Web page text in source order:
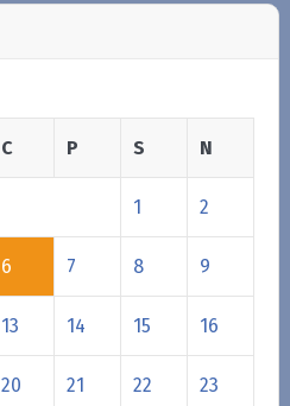
C P S N
1 2
6 7 8 9
13 14 15 16
20 21 22 23